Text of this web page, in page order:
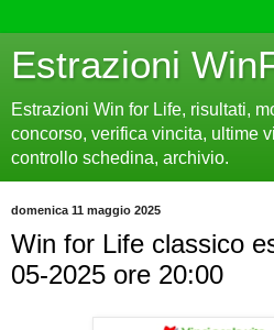
Estrazioni
Estrazioni Win for Life, risultati,
concorso, verifica vincita, ultime
controllo schedina, archivio.
domenica 11 maggio 2025
Win for Life classico
05-2025 ore 20:00